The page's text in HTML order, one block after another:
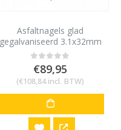
Asfaltnagels glad
gegalvaniseerd 3.1x32mm
(7200st)
0out of 5
€89,95
(€108,84incl. BTW)